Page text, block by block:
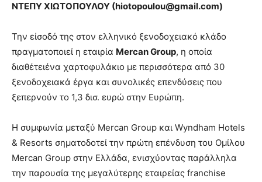
ΝΤΕΠΥ ΧΙΩΤΟΠΟΥΛΟΥ (hiotopoulou@gmail.com)
Την είσοδό της στον ελληνικό ξενοδοχειακό κλάδο
πραγματοποιεί η εταιρία Mercan Group, η οποία
διαθέτειένα χαρτοφυλάκιο με περισσότερα από 30
ξενοδοχειακά έργα και συνολικές επενδύσεις που
ξεπερνούν το 1,3 δισ. ευρώ στην Ευρώπη.
Η συμφωνία μεταξύ Mercan Group και Wyndham Hotels
& Resorts σηματοδοτεί την πρώτη επένδυση του Ομίλου
Mercan Group στην Ελλάδα, ενισχύοντας παράλληλα
την παρουσία της μεγαλύτερης εταιρείας franchise